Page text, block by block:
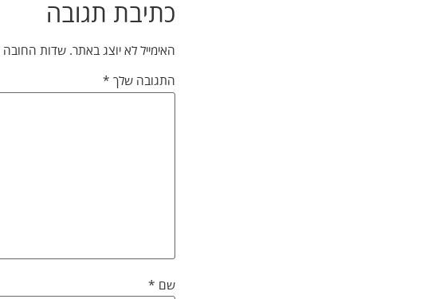
כתיבת תגובה
האימייל לא יוצג באתר. שדות החובה
התגובה שלך *
שם *